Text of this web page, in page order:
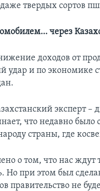
твердых сортов
через
доходов от
удар и по экономике
эксперт –
что недавно было
страны, где
о том, что нас
при этом был
правительство не